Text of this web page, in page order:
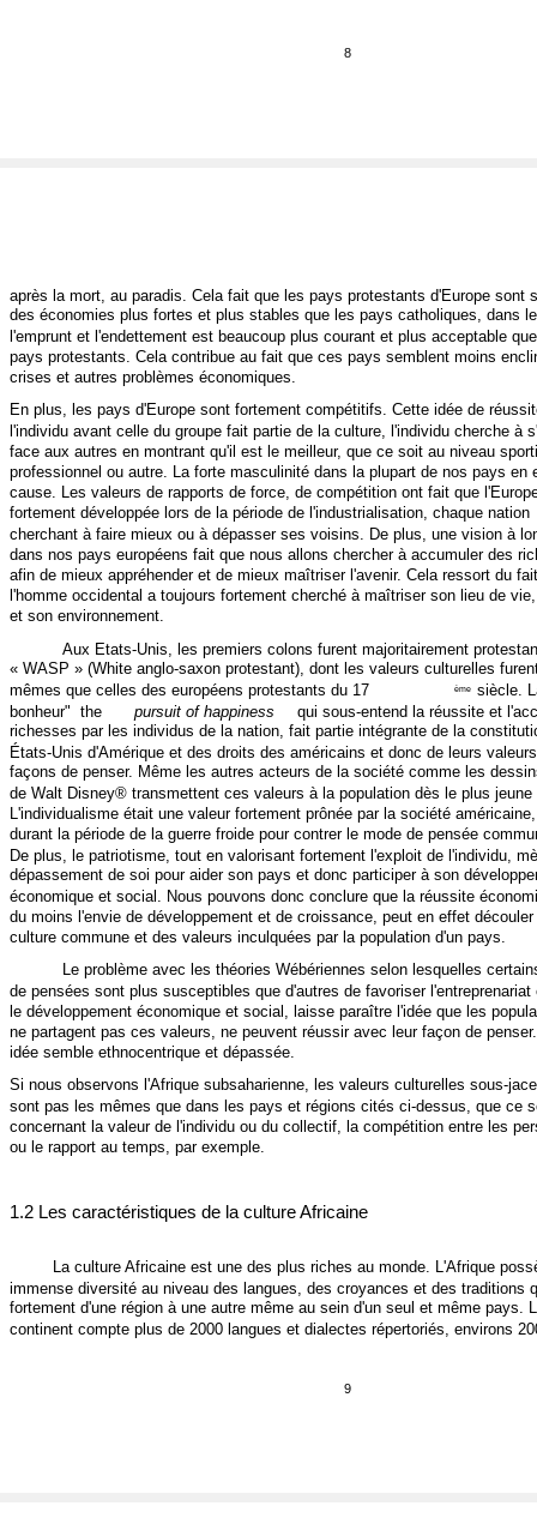
8
9
après la mort, au paradis. Cela fait que les pays protestants d'Europe sont
des économies plus fortes et plus stables que les pays catholiques, dans
l'emprunt et l'endettement est beaucoup plus courant et plus acceptable
pays protestants. Cela contribue au fait que ces pays semblent moins
crises et autres problèmes économiques.
En plus, les pays d'Europe sont fortement compétitifs. Cette idée de
l'individu avant celle du groupe fait partie de la culture, l'individu cherche à
face aux autres en montrant qu'il est le meilleur, que ce soit au niveau
professionnel ou autre. La forte masculinité dans la plupart de nos pays en
cause. Les valeurs de rapports de force, de compétition ont fait que
fortement développée lors de la période de l'industrialisation, chaque nation
cherchant à faire mieux ou à dépasser ses voisins. De plus, une vision à
dans nos pays européens fait que nous allons chercher à accumuler des
afin de mieux appréhender et de mieux maîtriser l'avenir. Cela ressort du
l'homme occidental a toujours fortement cherché à maîtriser son lieu de
et son environnement.
Aux Etats-Unis, les premiers colons furent majoritairement
« WASP » (White anglo-saxon protestant), dont les valeurs culturelles
mêmes que celles des européens protestants du 17
ème
siècle.
bonheur" ­ the
pursuit of happiness
qui sous-entend la réussite et
richesses par les individus de la nation, fait partie intégrante de la
États-Unis d'Amérique et des droits des américains et donc de leurs
façons de penser. Même les autres acteurs de la société comme les
de Walt Disney® transmettent ces valeurs à la population dès le plus jeune
L'individualisme était une valeur fortement prônée par la société
durant la période de la guerre froide pour contrer le mode de pensée
De plus, le patriotisme, tout en valorisant fortement l'exploit de l'individu,
dépassement de soi pour aider son pays et donc participer à son
économique et social. Nous pouvons donc conclure que la réussite
du moins l'envie de développement et de croissance, peut en effet découler
culture commune et des valeurs inculquées par la population d'un pays.
Le problème avec les théories Wébériennes selon lesquelles
de pensées sont plus susceptibles que d'autres de favoriser l'entreprenariat
le développement économique et social, laisse paraître l'idée que les
ne partagent pas ces valeurs, ne peuvent réussir avec leur façon de
idée semble ethnocentrique et dépassée.
Si nous observons l'Afrique subsaharienne, les valeurs culturelles sous-
sont pas les mêmes que dans les pays et régions cités ci-dessus, que ce
concernant la valeur de l'individu ou du collectif, la compétition entre les
ou le rapport au temps, par exemple.
1.2 Les caractéristiques de la culture Africaine
La culture Africaine est une des plus riches au monde. L'Afrique
immense diversité au niveau des langues, des croyances et des traditions
fortement d'une région à une autre même au sein d'un seul et même pays.
continent compte plus de 2000 langues et dialectes répertoriés, environs